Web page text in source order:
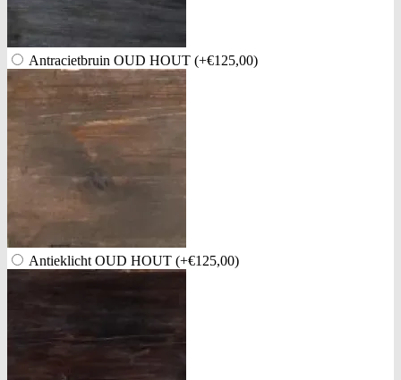
Antracietbruin OUD HOUT (+€125,00)
Antieklicht OUD HOUT (+€125,00)